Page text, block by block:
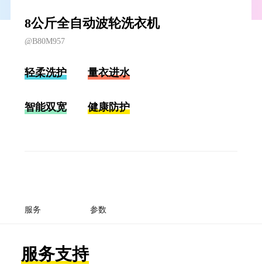
8公斤全自动波轮洗衣机
@B80M957
轻柔洗护 量衣进水
智能双宽 健康防护
服务 参数
服务支持